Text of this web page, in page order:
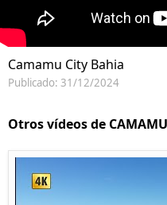
Camamu City Bahia
Publicado: 31/12/2024
Otros vídeos de